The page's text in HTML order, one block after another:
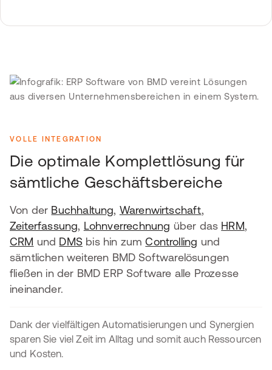
VOLLE INTEGRATION
Die optimale Komplettlösung für
sämtliche Geschäftsbereiche
Von der Buchhaltung, Warenwirtschaft,
Zeiterfassung, Lohnverrechnung über das HRM,
CRM und DMS bis hin zumControlling und
sämtlichen weiteren BMD Softwarelösungen
fließen in der BMD ERP Software alle Prozesse
ineinander.
Dank der vielfältigen Automatisierungen und Synergien
sparen Sie viel Zeit im Alltag und somit auch Ressourcen
und Kosten.